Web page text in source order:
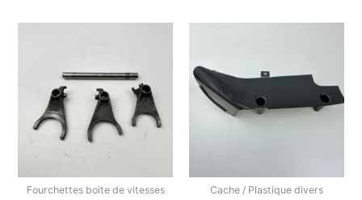
Fourchettes boite de vitesses Cache / Plastique divers